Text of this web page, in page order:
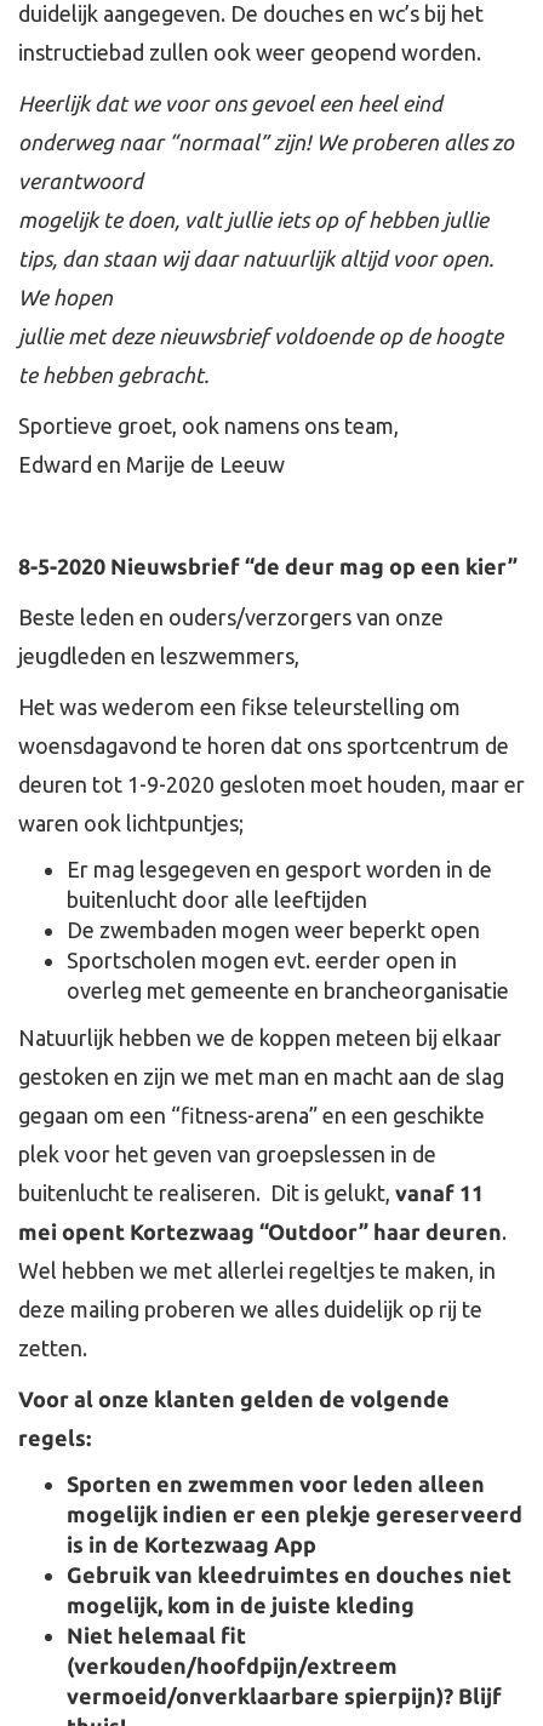
duidelijk aangegeven. De douches en wc’s bij het
instructiebad zullen ook weer geopend worden.
Heerlijk dat we voor ons gevoel een heel eind
onderweg naar “normaal” zijn! We proberen alles zo
verantwoord
mogelijk te doen, valt jullie iets op of hebben jullie
tips, dan staan wij daar natuurlijk altijd voor open.
We hopen
jullie met deze nieuwsbrief voldoende op de hoogte
te hebben gebracht.
Sportieve groet, ook namens ons team,
Edward en Marije de Leeuw
8-5-2020 Nieuwsbrief “de deur mag op een kier”
Beste leden en ouders/verzorgers van onze
jeugdleden en leszwemmers,
Het was wederom een fikse teleurstelling om
woensdagavond te horen dat ons sportcentrum de
deuren tot 1-9-2020 gesloten moet houden, maar er
waren ook lichtpuntjes;
Er mag lesgegeven en gesport worden in de
buitenlucht door alle leeftijden
De zwembaden mogen weer beperkt open
Sportscholen mogen evt. eerder open in
overleg met gemeente en brancheorganisatie
Natuurlijk hebben we de koppen meteen bij elkaar
gestoken en zijn we met man en macht aan de slag
gegaan om een “fitness-arena” en een geschikte
plek voor het geven van groepslessen in de
buitenlucht te realiseren. Dit is gelukt, vanaf 11
mei opent Kortezwaag “Outdoor” haar deuren.
Wel hebben we met allerlei regeltjes te maken, in
deze mailing proberen we alles duidelijk op rij te
zetten.
Voor al onze klanten gelden de volgende
regels:
Sporten en zwemmen voor leden alleen
mogelijk indien er een plekje gereserveerd
is in de Kortezwaag App
Gebruik van kleedruimtes en douches niet
mogelijk, kom in de juiste kleding
Niet helemaal fit
(verkouden/hoofdpijn/extreem
vermoeid/onverklaarbare spierpijn)? Blijf